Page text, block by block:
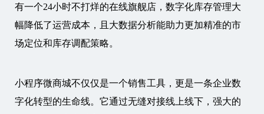
有一个24小时不打烊的在线旗舰店，数字化库存管理大
幅降低了运营成本，且大数据分析能助力更加精准的市
场定位和库存调配策略。
小程序微商城不仅仅是一个销售工具，更是一条企业数
字化转型的生命线。它通过无缝对接线上线下，强大的